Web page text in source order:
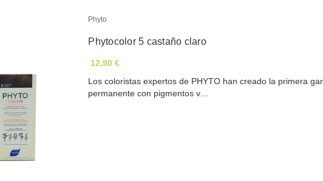
Phyto
Phytocolor 5 castaño claro
12,90 €
Los coloristas expertos de PHYTO han creado la primera
permanente con pigmentos v…